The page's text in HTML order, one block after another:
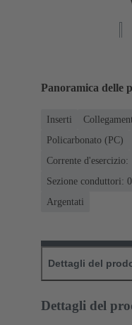
Panoramica delle
Inserti
Policarbonato (PC)
Corrente d'esercizio:
Sezione conduttori:
Argentati
Dettagli del
Dettagli del